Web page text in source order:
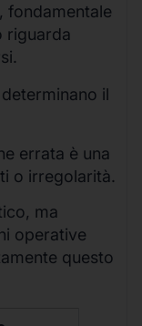
fondamentale
riguarda
il
errata è una
o irregolarità.
ma
operative
questo